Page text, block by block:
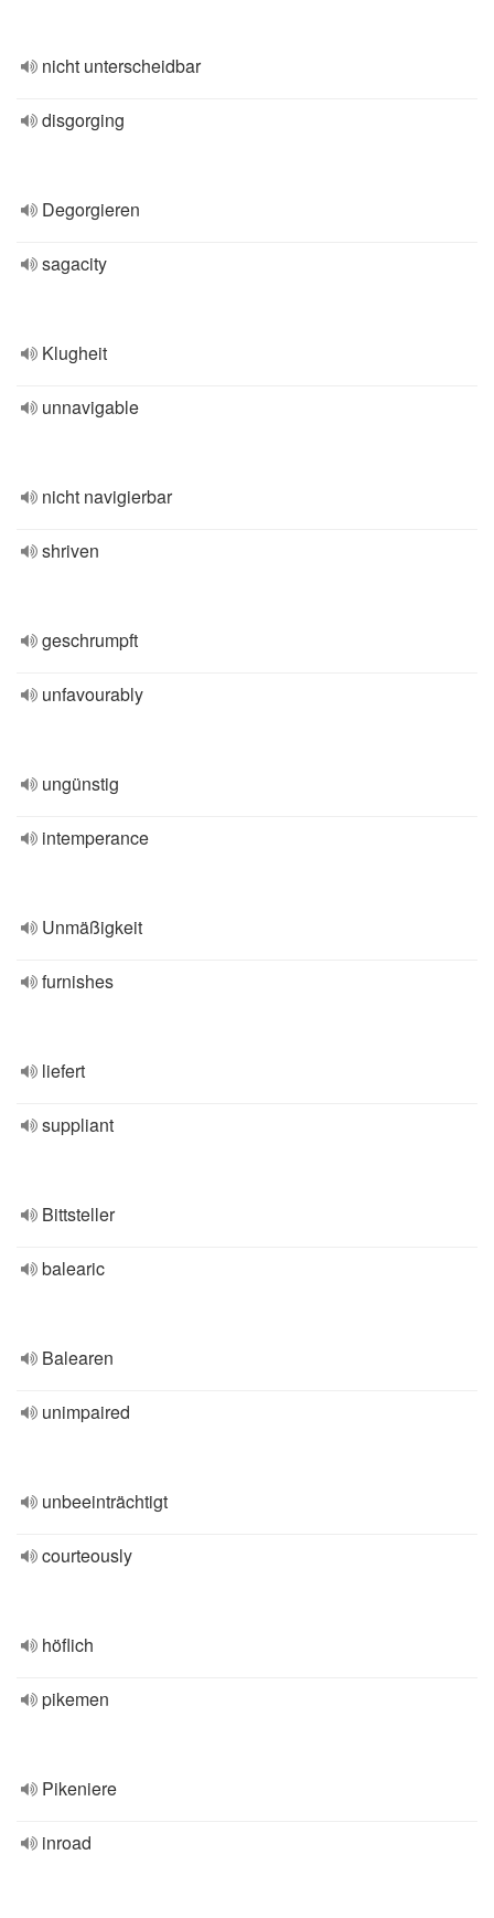
nicht unterscheidbar
disgorging
Degorgieren
sagacity
Klugheit
unnavigable
nicht navigierbar
shriven
geschrumpft
unfavourably
ungünstig
intemperance
Unmäßigkeit
furnishes
liefert
suppliant
Bittsteller
balearic
Balearen
unimpaired
unbeeinträchtigt
courteously
höflich
pikemen
Pikeniere
inroad